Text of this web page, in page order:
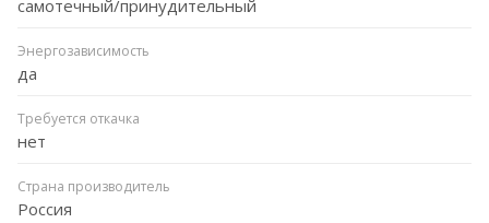
самотечный/принудительный
Энергозависимость
да
Требуется откачка
нет
Страна производитель
Россия